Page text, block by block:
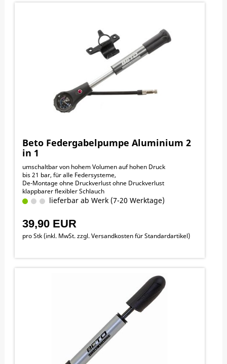
Beto Federgabelpumpe Aluminium 2
in 1
umschaltbar von hohem Volumen auf hohen Druck
bis 21 bar, für alle Federsysteme,
De-Montage ohne Druckverlust ohne Druckverlust
klappbarer flexibler Schlauch
lieferbar ab Werk (7-20 Werktage)
39,90 EUR
pro Stk (inkl. MwSt. zzgl.Versandkosten für Standardartikel)